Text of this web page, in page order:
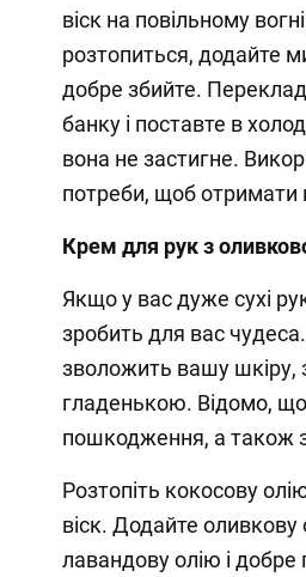
віск на повільному
розтопиться, додайте
добре збийте.
банку і поставте в
вона не застигне.
потреби, щоб отримати
Крем для рук з
Якщо у вас дуже сухі
зробить для вас
зволожить вашу шкіру,
гладенькою. Відомо,
пошкодження, а також
Розтопіть кокосову
віск. Додайте оливкову
лавандову олію і